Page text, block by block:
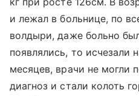
и лежал в больнице, по
волдыри, даже больно
появлялись, то исчезали
месяцев, врачи не могли
диагноз и стали колоть